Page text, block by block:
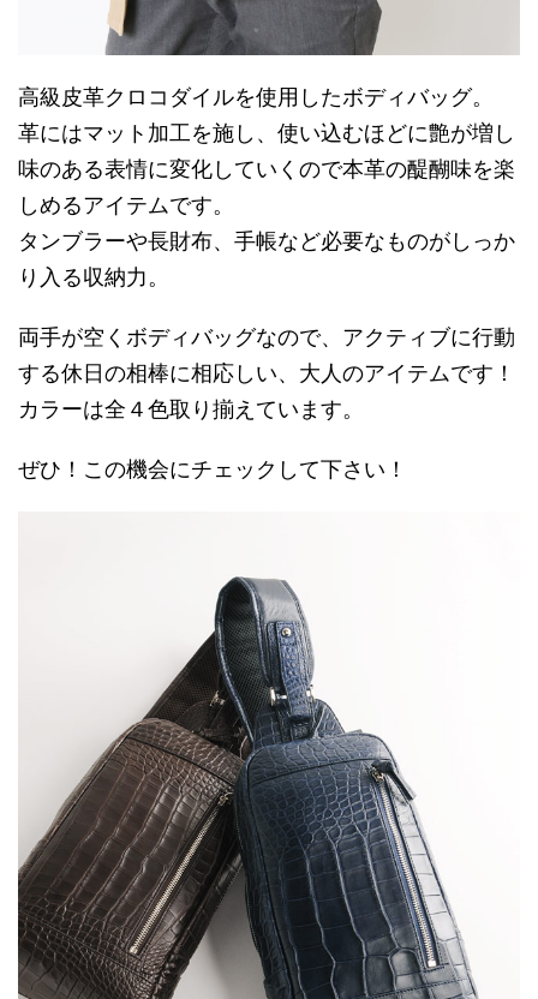
高級皮革クロコダイルを使用したボディバッグ。
革にはマット加工を施し、使い込むほどに艶が増し
味のある表情に変化していくので本革の醍醐味を楽
しめるアイテムです。
タンブラーや長財布、手帳など必要なものがしっか
り入る収納力。
両手が空くボディバッグなので、アクティブに行動
する休日の相棒に相応しい、大人のアイテムです！
カラーは全４色取り揃えています。
ぜひ！この機会にチェックして下さい！